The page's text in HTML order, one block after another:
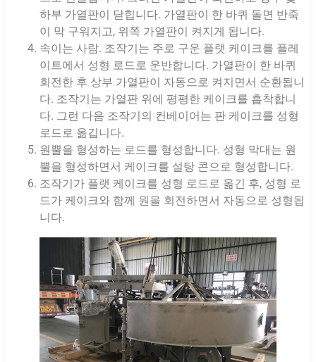
하부 가열판이 닫힙니다. 가열판이 한 바퀴 돌면 반죽
이 막 구워지고, 위쪽 가열판이 켜지게 됩니다.
속이는 사람. 조작기는 주로 구운 플랫 케이크를 플레
이트에서 성형 로드로 운반합니다. 가열판이 한 바퀴
회전한 후 상부 가열판이 자동으로 켜지면서 순환됩니
다. 조작기는 가열판 위에 평평한 케이크를 흡착합니
다. 그런 다음 조작기의 컨베이어는 판 케이크를 성형
로드로 옮깁니다.
원뿔을 형성하는 로드를 형성합니다. 성형 막대는 원
뿔을 형성하면서 케이크를 설탕 콘으로 형성합니다.
조작기가 플랫 케이크를 성형 로드로 옮긴 후, 성형 로
드가 케이크와 함께 원을 회전하면서 자동으로 성형됩
니다.